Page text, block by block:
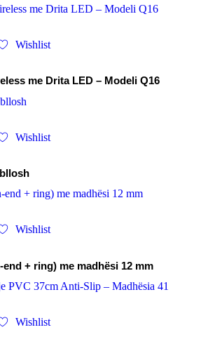
Wishlist
me Drita LED – Modeli Q16
Wishlist
Wishlist
+ ring) me madhësi 12 mm
Wishlist